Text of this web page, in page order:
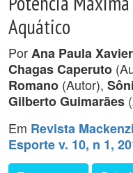
Aquático
PorAna Paula
Chagas Caperuto
Romano (Autor),
Gilberto Guimarães
Em Revista
Esporte v. 10, n 1,